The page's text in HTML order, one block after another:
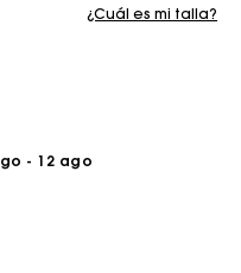
¿Cuál es mi talla?
- 12 ago